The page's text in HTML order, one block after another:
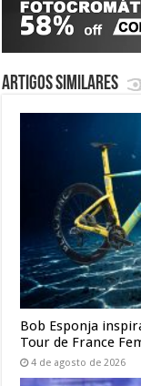
Artigos similares
Bob Esponja
Tour de France
4 de agosto de 2026